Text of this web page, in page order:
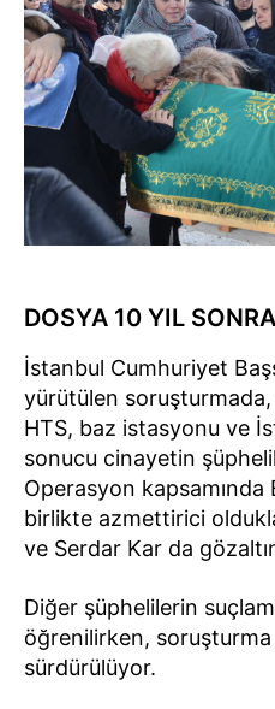
DOSYA 10 YIL
İstanbul Cumhuriyet
yürütülen soruşturmada,
HTS, baz istasyonu ve
sonucu cinayetin
Operasyon kapsamında
birlikte azmettirici
ve Serdar Kar da
Diğer şüphelilerin
öğrenilirken,
sürdürülüyor.